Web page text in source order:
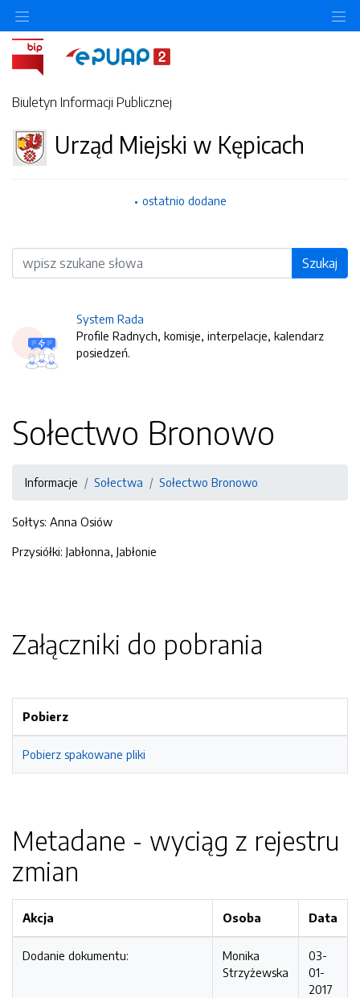
Biuletyn Informacji Publicznej
Urząd Miejski w Kępicach
ostatnio dodane
Wyszukiwarka Szukaj
System Rada
Profile Radnych, komisje, interpelacje, kalendarz
posiedzeń.
Sołectwo Bronowo
Informacje Sołectwa Sołectwo Bronowo
Sołtys: Anna Osiów
Przysiółki: Jabłonna, Jabłonie
Załączniki do pobrania
Pobierz
Pobierz spakowane pliki
Metadane - wyciąg z rejestru
zmian
Akcja Osoba Data
Dodanie dokumentu:
Monika
Strzyżewska
03-
01-
2017